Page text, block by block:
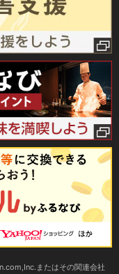
またはその関連会社